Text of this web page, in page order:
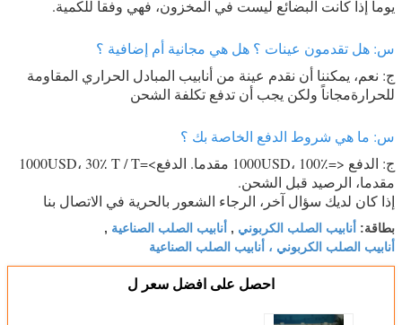
يوما إذا كانت البضائع ليست في المخزون، فهي وفقا للكمية.
س: هل تقدمون عينات ؟ هل هي مجانية أم إضافية ؟
ج: نعم، يمكننا أن نقدم عينة من أنابيب المبادل الحراري المقاومة
للحرارةمجاناً ولكن يجب أن تدفع تكلفة الشحن
س: ما هي شروط الدفع الخاصة بك ؟
ج: الدفع <=1000USD، 100٪ مقدما. الدفع>=1000USD، 30٪ T / T
مقدما، الرصيد قبل الشحن.
إذا كان لديك سؤال آخر، الرجاء الشعور بالحرية في الاتصال بنا
بطاقة: أنابيب الصلب الكربوني , أنابيب الصلب الصناعية ,
أنابيب الصلب الكربوني ، أنابيب الصلب الصناعية
احصل على افضل سعر ل